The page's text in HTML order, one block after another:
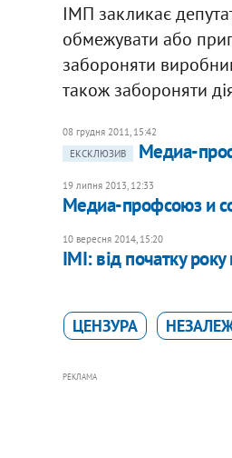
ІМП закликає
обмежувати або
забороняти
також забороняти
08 грудня 2011, 15:42
ЕКСКЛЮЗИВ
Медиа-
19 липня 2013, 12:33
Медиа-профсоюз и
10 вересня 2014, 15:20
ІМІ: від початку
ЦЕНЗУРА
РЕКЛАМА